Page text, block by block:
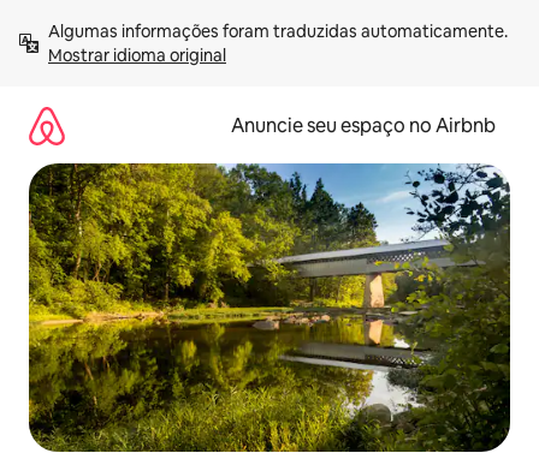
para
Mostrar idioma original
Anuncie seu espaço no Airbnb